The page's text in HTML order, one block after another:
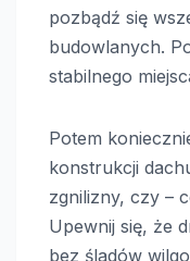
pozbądź się
budowlanych.
stabilnego
Potem
konstrukcji
zgnilizny, czy –
Upewnij się, że
bez śladów